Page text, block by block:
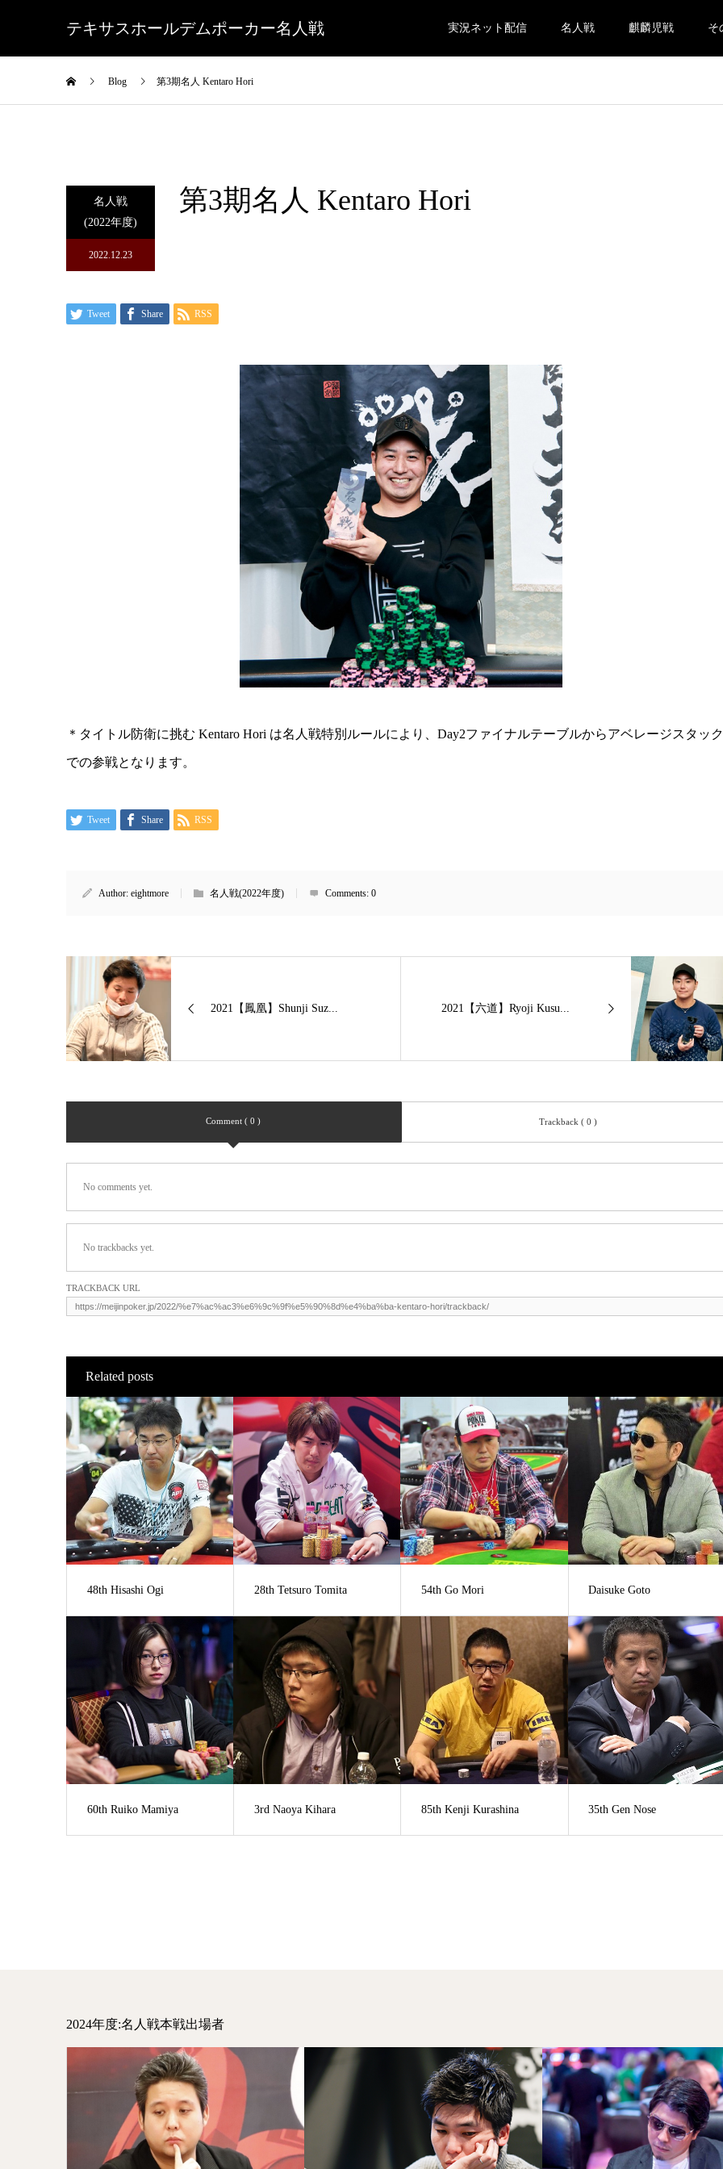
テキサスホールデムポーカー名人戦 実況ネット配信 名人戦 麒麟児戦 そ
Blog 第3期名人 Kentaro Hori
名人戦
(2022年度)
2022.12.23
第3期名人 Kentaro Hori
Tweet Share RSS
＊タイトル防衛に挑む Kentaro Hori は名人戦特別ルールにより、Day2ファイナルテーブルからアベレージスタック
での参戦となります。
Tweet Share RSS
Author: eightmore 名人戦(2022年度) Comments: 0
2021【鳳凰】Shunji Suz... 2021【六道】Ryoji Kusu...
Comment ( 0 ) Trackback ( 0 )
No comments yet.
No trackbacks yet.
TRACKBACK URL
Related posts
48th Hisashi Ogi 28th Tetsuro Tomita 54th Go Mori Daisuke Goto
60th Ruiko Mamiya 3rd Naoya Kihara 85th Kenji Kurashina 35th Gen Nose
2024年度:名人戦本戦出場者